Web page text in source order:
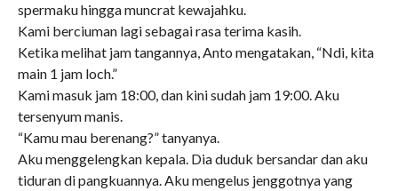
spermaku hingga muncrat kewajahku.
Kami berciuman lagi sebagai rasa terima kasih.
Ketika melihat jam tangannya, Anto mengatakan, “Ndi, kita
main 1 jam loch.”
Kami masuk jam 18:00, dan kini sudah jam 19:00. Aku
tersenyum manis.
“Kamu mau berenang?” tanyanya.
Aku menggelengkan kepala. Dia duduk bersandar dan aku
tiduran di pangkuannya. Aku mengelus jenggotnya yang